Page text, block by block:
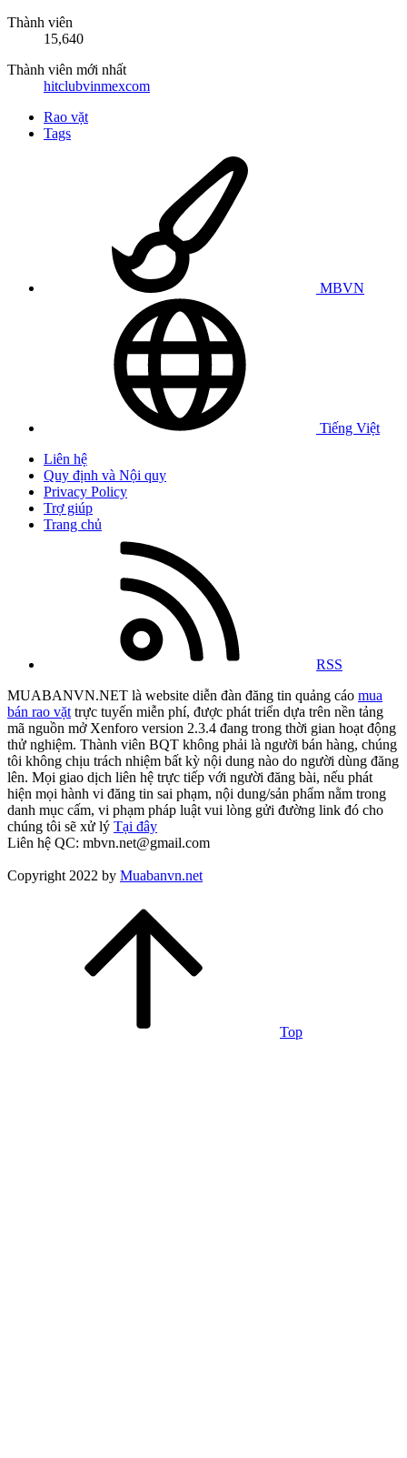
Thành viên
15,640
Thành viên mới nhất
hitclubvinmexcom
Rao vặt
Tags
MBVN
Tiếng Việt
Liên hệ
Quy định và Nội quy
Privacy Policy
Trợ giúp
Trang chủ
RSS
MUABANVN.NET là website diễn đàn đăng tin quảng cáo mua
bán rao vặt trực tuyến miễn phí, được phát triển dựa trên nền tảng
mã nguồn mở Xenforo version 2.3.4 đang trong thời gian hoạt động
thử nghiệm. Thành viên BQT không phải là người bán hàng, chúng
tôi không chịu trách nhiệm bất kỳ nội dung nào do người dùng đăng
lên. Mọi giao dịch liên hệ trực tiếp với người đăng bài, nếu phát
hiện mọi hành vi đăng tin sai phạm, nội dung/sản phẩm nằm trong
danh mục cấm, vi phạm pháp luật vui lòng gửi đường link đó cho
chúng tôi sẽ xử lý Tại đây
Liên hệ QC: mbvn.net@gmail.com
Copyright 2022 by Muabanvn.net
Top